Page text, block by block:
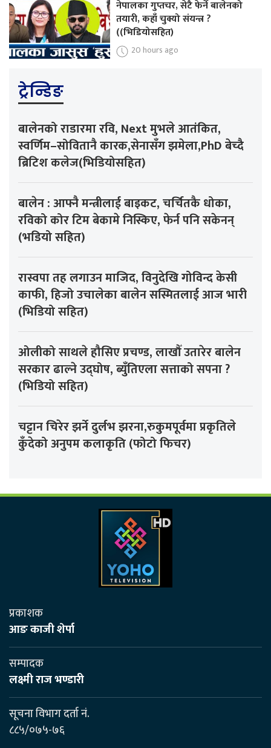
नेपालका गुप्तचर, सेटै फेर्ने बालेनको
तयारी, कहाँ चुक्यो संयन्त्र ?
((भिडियोसहित)
20 hours ago
ट्रेन्डिङ
बालेनको राडारमा रवि, Next मुभले आतंकित,
स्वर्णिम–सोवितानै कारक,सेनासँग झमेला,PhD बेच्दै
ब्रिटिश कलेज(भिडियोसहित)
बालेन : आफ्नै मन्त्रीलाई बाइकट, चर्चितकै धोका,
रविको कोर टिम बेकामे निस्किए, फेर्न पनि सकेनन्
(भडियो सहित)
रास्वपा तह लगाउन माजिद, विनुदेखि गोविन्द केसी
काफी, हिजो उचालेका बालेन सस्मितलाई आज भारी
(भिडियो सहित)
ओलीको साथले हौसिए प्रचण्ड, लाखौँ उतारेर बालेन
सरकार ढाल्ने उद्घोष, ब्युँतिएला सत्ताको सपना ?
(भिडियो सहित)
चट्टान चिरेर झर्ने दुर्लभ झरना,रुकुमपूर्वमा प्रकृतिले
कुँदेको अनुपम कलाकृति (फोटो फिचर)
प्रकाशक
आङ काजी शेर्पा
सम्पादक
लक्ष्मी राज भण्डारी
सूचना विभाग दर्ता नं.
८८५/०७५-७६